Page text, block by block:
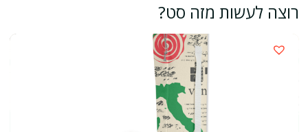
רוצה לעשות מזה סט?